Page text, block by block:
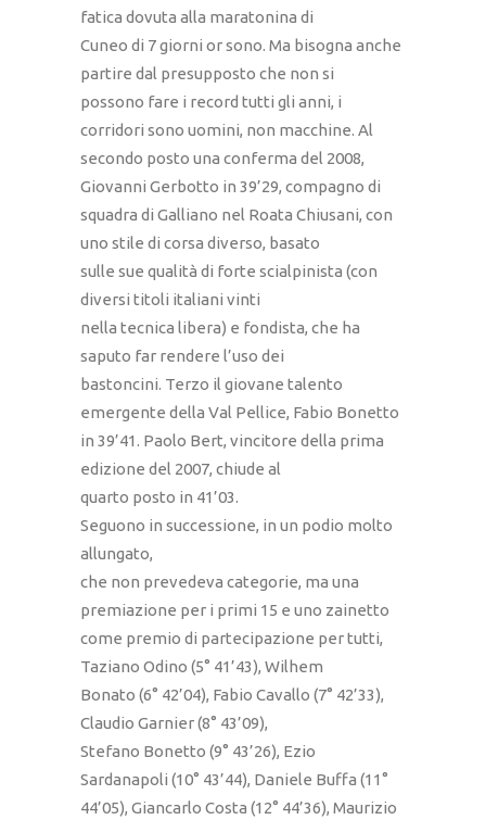
fatica dovuta alla maratonina di
Cuneo di 7 giorni or sono. Ma bisogna anche
partire dal presupposto che non si
possono fare i record tutti gli anni, i
corridori sono uomini, non macchine. Al
secondo posto una conferma del 2008,
Giovanni Gerbotto in 39’29, compagno di
squadra di Galliano nel Roata Chiusani, con
uno stile di corsa diverso, basato
sulle sue qualità di forte scialpinista (con
diversi titoli italiani vinti
nella tecnica libera) e fondista, che ha
saputo far rendere l’uso dei
bastoncini. Terzo il giovane talento
emergente della Val Pellice, Fabio Bonetto
in 39’41. Paolo Bert, vincitore della prima
edizione del 2007, chiude al
quarto posto in 41’03.
Seguono in successione, in un podio molto
allungato,
che non prevedeva categorie, ma una
premiazione per i primi 15 e uno zainetto
come premio di partecipazione per tutti,
Taziano Odino (5° 41’43), Wilhem
Bonato (6° 42’04), Fabio Cavallo (7° 42’33),
Claudio Garnier (8° 43’09),
Stefano Bonetto (9° 43’26), Ezio
Sardanapoli (10° 43’44), Daniele Buffa (11°
44’05), Giancarlo Costa (12° 44’36), Maurizio